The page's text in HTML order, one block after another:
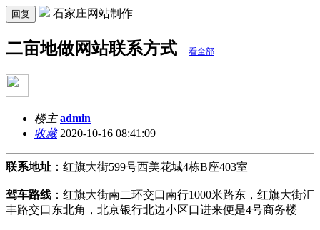
回复 石家庄网站制作
二亩地做网站联系方式 看全部
楼主 admin
收藏2020-10-16 08:41:09
联系地址 ：红旗大街599号西美花城4栋B座403室
驾车路线 ：红旗大街南二环交口南行1000米路东，红旗大街汇
丰路交口东北角，北京银行北边小区口进来便是4号商务楼